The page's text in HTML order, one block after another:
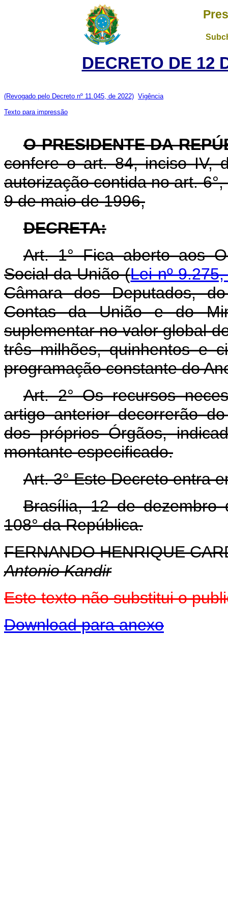
DECRETO DE 12
(Revogado pelo Decreto nº 11.045, de 2022) Vigência
Texto para impressão
O PRESIDENTE DA
confere o art. 84, inciso IV,
autorização contida no art.
9 de maio de 1996,
DECRETA:
Art. 1° Fica aberto aos
Social da União (Lei nº
Câmara dos Deputados,
Contas da União e do
suplementar no valor global
três milhões, quinhentos e
programação constante do
Art. 2° Os recursos
artigo anterior decorrerão
dos próprios Órgãos,
montante especificado.
Art. 3° Este Decreto entra
Brasília, 12 de dezembro
108° da República.
FERNANDO HENRIQUE
Antonio Kandir
Este texto não substitui o
Download para anexo